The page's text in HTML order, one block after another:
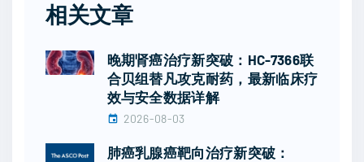
相关文章
晚期肾癌治疗新突破：HC-7366联
合贝组替凡攻克耐药，最新临床疗
效与安全数据详解
2026-08-03
肺癌乳腺癌靶向治疗新突破：